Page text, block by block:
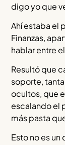
digo yo que
Ahí estaba el
Finanzas,
hablar entre
Resultó que
soporte,
ocultos, que
escalando el
más pasta
Esto no es un